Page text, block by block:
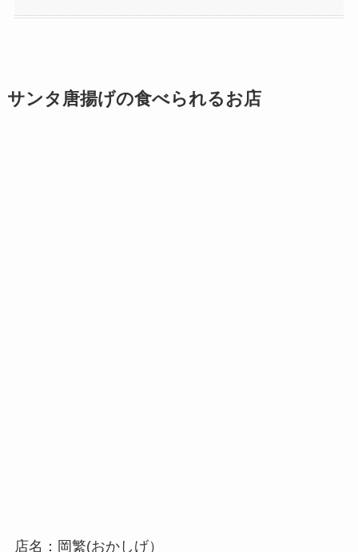
サンタ唐揚げの食べられるお店
店名：岡繁(おかしげ）